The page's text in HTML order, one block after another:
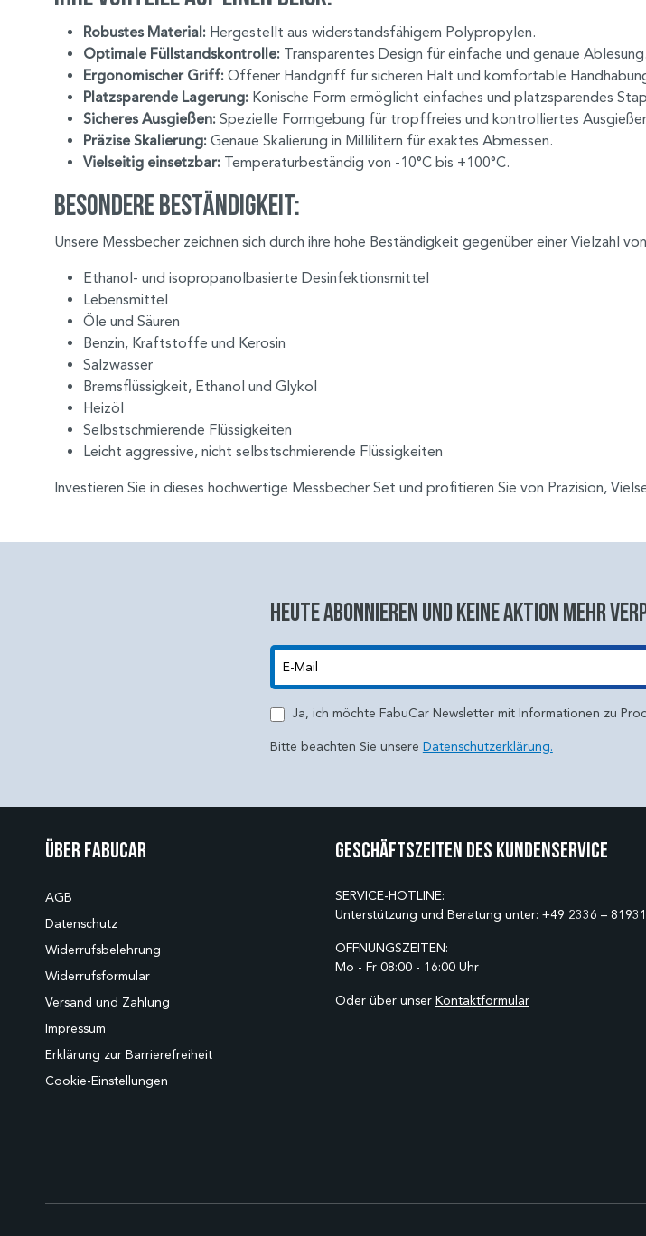
Robustes Material: Hergestellt aus widerstandsfähigem Polypropylen.
Optimale Füllstandskontrolle: Transparentes Design für einfache und genaue Ablesung.
Ergonomischer Griff: Offener Handgriff für sicheren Halt und komfortable
Platzsparende Lagerung: Konische Form ermöglicht einfaches und platzsparendes
Sicheres Ausgießen: Spezielle Formgebung für tropffreies und kontrolliertes
Präzise Skalierung: Genaue Skalierung in Millilitern für exaktes Abmessen.
Vielseitig einsetzbar: Temperaturbeständig von -10°C bis +100°C.
Besondere Beständigkeit:
Unsere Messbecher zeichnen sich durch ihre hohe Beständigkeit gegenüber einer Vielzahl
Ethanol- und isopropanolbasierte Desinfektionsmittel
Lebensmittel
Öle und Säuren
Benzin, Kraftstoffe und Kerosin
Salzwasser
Bremsflüssigkeit, Ethanol und Glykol
Heizöl
Selbstschmierende Flüssigkeiten
Leicht aggressive, nicht selbstschmierende Flüssigkeiten
Investieren Sie in dieses hochwertige Messbecher Set und profitieren Sie von Präzision,
Heute abonnieren und keine aktion mehr
Ja, ich möchte FabuCar Newsletter mit Informationen zu
Bitte beachten Sie unsere Datenschutzerklärung.
Über Fabucar
AGB
Datenschutz
Widerrufsbelehrung
Widerrufsformular
Versand und Zahlung
Impressum
Erklärung zur Barrierefreiheit
Cookie-Einstellungen
Geschäftszeiten des Kundenservice
SERVICE-HOTLINE:
Unterstützung und Beratung unter: +49 2336 –
ÖFFNUNGSZEITEN:
Mo - Fr 08:00 - 16:00 Uhr
Oder über unser Kontaktformular